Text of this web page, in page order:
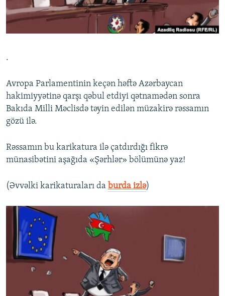
İNFOQRAFIKA
AZƏRBAYCAN ƏDƏBIYYATI KITABXANASI
MISSIYAMIZ
PEŞƏ ETIKASI VƏ JURNALISTIKA STANDARTLARIMIZ
BIZIMLƏ ƏLAQƏ
XƏBƏR BÜLLETENLƏRIMIZ
BIZI IZLƏ
.
Avropa Parlamentinin keçən həftə Azərbaycan
hakimiyyətinə qarşı qəbul etdiyi qətnamədən sonra
Bakıda Milli Məclisdə təyin edilən müzakirə rəssamın
gözü ilə.
Rəssamın bu karikatura ilə çatdırdığı fikrə
münasibətini aşağıda «Şərhlər» bölümünə yaz!
(Əvvəlki karikaturaları da burda izlə)